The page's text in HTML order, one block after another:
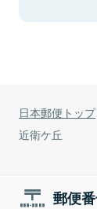
日本郵便トップ
近衛ケ丘
郵便